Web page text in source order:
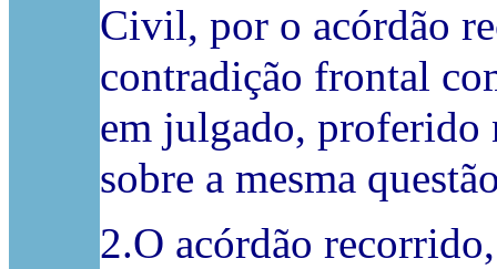
Civil, por o acórdão
contradição frontal
em julgado, proferido
sobre a mesma
2.O acórdão